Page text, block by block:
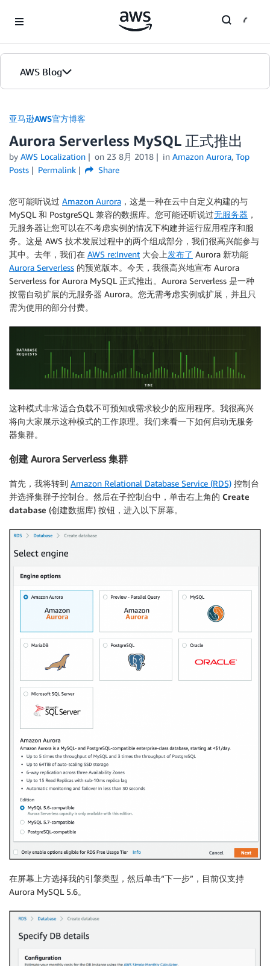
AWS Blog
首页
版本
亚马逊AWS官方博客
Aurora Serverless MySQL 正式推出
by AWS Localization on 23 8月 2018 in Amazon Aurora, Top
Posts
Permalink Share
您可能听说过 Amazon Aurora ，这是一种在云中自定义构建的与
MySQL 和 PostgreSQL 兼容的数据库。您可能还听说过无服务器 ，
无服务器让您可以在不考虑实例的情况下构建并运行应用程序和服
务。这是 AWS 技术发展过程中的两个组成部分，我们很高兴能参与
其中。去年，我们在 AWS re:Invent 大会上发布了 Aurora 新功能
Aurora Serverless 的预览版本。今天，我很高兴地宣布 Aurora
Serverless for Aurora MySQL 正式推出。Aurora Serverless 是一种
按需自动扩展的无服务器 Aurora。您无需考虑实例或扩展，并且只
需为使用的部分付费。
这种模式非常适合负载不可预知或需求较少的应用程序。我很高兴
将向大家展示这种模式的工作原理。我们来看一下如何启动无服务
器集群。
创建 Aurora Serverless 集群
首先，我将转到 Amazon Relational Database Service (RDS) 控制台
并选择集群子控制台。然后在子控制台中，单击右上角的 Create
database (创建数据库) 按钮，进入以下屏幕。
在屏幕上方选择我的引擎类型，然后单击“下一步”，目前仅支持
Aurora MySQL 5.6。